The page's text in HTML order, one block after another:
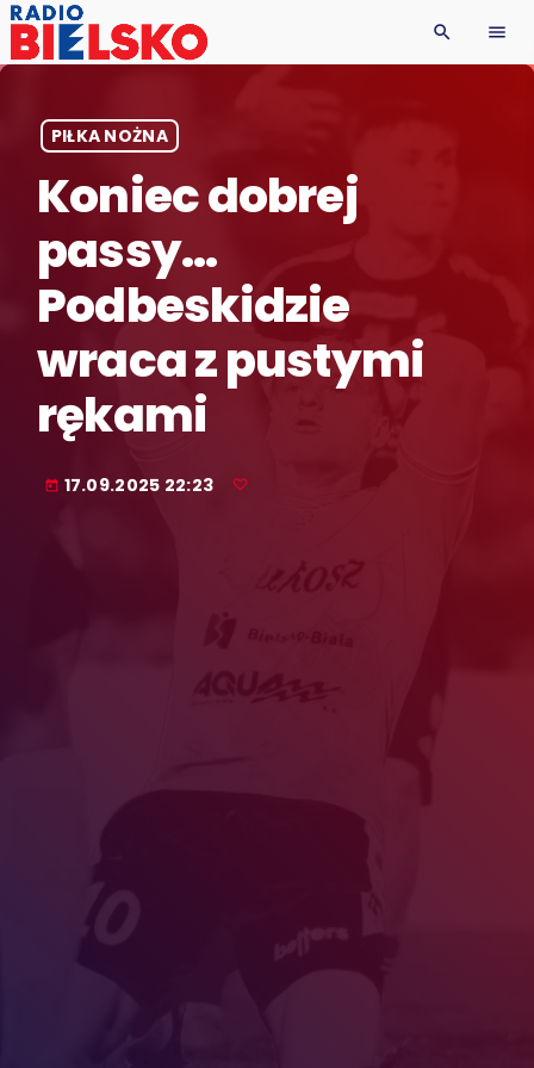
search menu
PIŁKA NOŻNA
Koniec dobrej
passy…
Podbeskidzie
wraca z pustymi
rękami
today 17.09.2025 22:23